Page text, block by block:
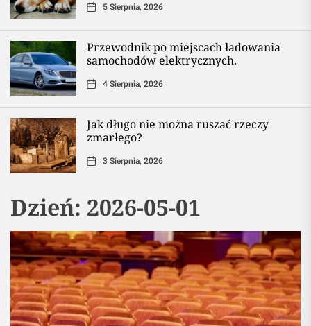
5 Sierpnia, 2026
Przewodnik po miejscach ładowania
samochodów elektrycznych.
4 Sierpnia, 2026
Jak długo nie można ruszać rzeczy
zmarłego?
3 Sierpnia, 2026
Dzień: 2026-05-01